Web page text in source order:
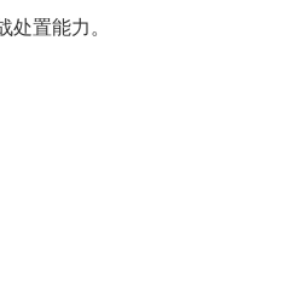
置能力。